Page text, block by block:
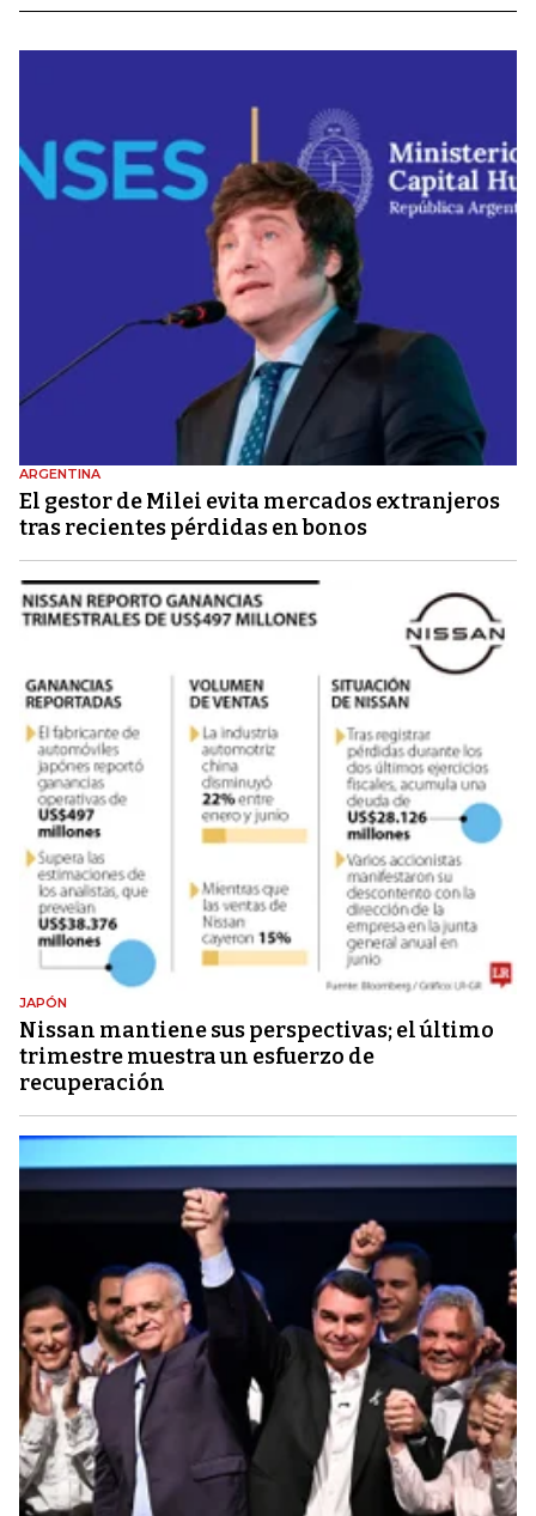
ARGENTINA
El gestor de Milei evita mercados extranjeros
tras recientes pérdidas en bonos
JAPÓN
Nissan mantiene sus perspectivas; el último
trimestre muestra un esfuerzo de
recuperación